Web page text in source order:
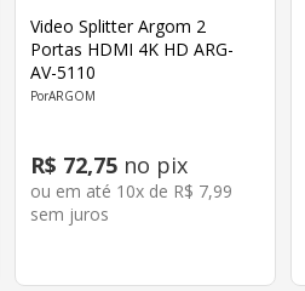
Video Splitter Argom 2
Portas HDMI 4K HD ARG-
AV-5110
ARGOM
R$ 72,75 no pix
ou em até 10x de R$ 7,99
sem juros